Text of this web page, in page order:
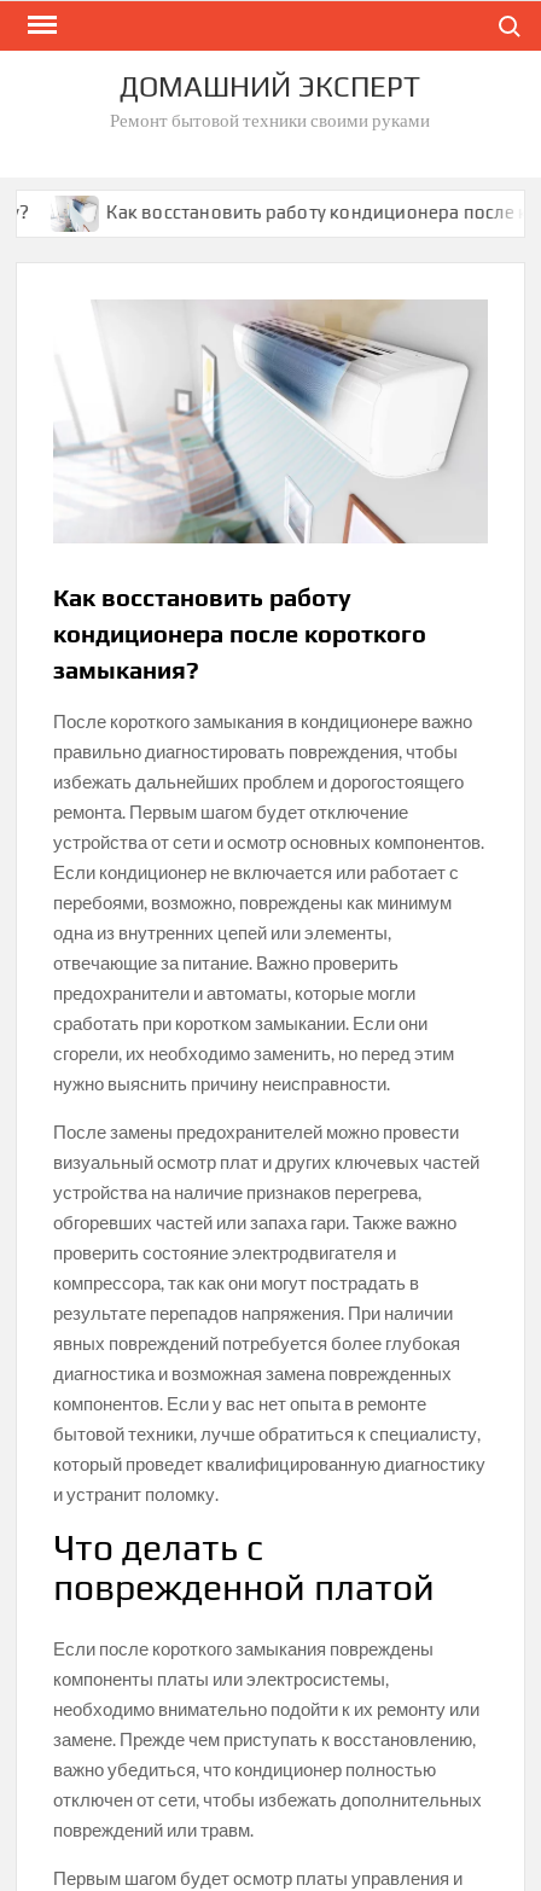
Skip
ДОМАШНИЙ ЭКСПЕРТ
Ремонт бытовой техники своими руками
Как восстановить работу кондиционера после
Как восстановить работу
кондиционера после короткого
замыкания?
После короткого замыкания в кондиционере важно
правильно диагностировать повреждения, чтобы
избежать дальнейших проблем и дорогостоящего
ремонта. Первым шагом будет отключение
устройства от сети и осмотр основных компонентов.
Если кондиционер не включается или работает с
перебоями, возможно, повреждены как минимум
одна из внутренних цепей или элементы,
отвечающие за питание. Важно проверить
предохранители и автоматы, которые могли
сработать при коротком замыкании. Если они
сгорели, их необходимо заменить, но перед этим
нужно выяснить причину неисправности.
После замены предохранителей можно провести
визуальный осмотр плат и других ключевых частей
устройства на наличие признаков перегрева,
обгоревших частей или запаха гари. Также важно
проверить состояние электродвигателя и
компрессора, так как они могут пострадать в
результате перепадов напряжения. При наличии
явных повреждений потребуется более глубокая
диагностика и возможная замена поврежденных
компонентов. Если у вас нет опыта в ремонте
бытовой техники, лучше обратиться к специалисту,
который проведет квалифицированную диагностику
и устранит поломку.
Что делать с
поврежденной платой
Если после короткого замыкания повреждены
компоненты платы или электросистемы,
необходимо внимательно подойти к их ремонту или
замене. Прежде чем приступать к восстановлению,
важно убедиться, что кондиционер полностью
отключен от сети, чтобы избежать дополнительных
повреждений или травм.
Первым шагом будет осмотр платы управления и